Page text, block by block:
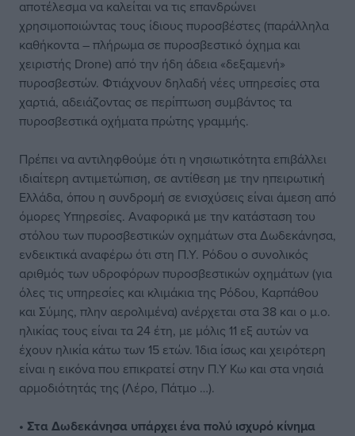
αποτέλεσμα να καλείται να τις επανδρώνει
χρησιμοποιώντας τους ίδιους πυροσβέστες (παράλληλα
καθήκοντα – πλήρωμα σε πυροσβεστικό όχημα και
χειριστής Drone) από την ήδη άδεια «δεξαμενή»
πυροσβεστών. Φτιάχνουν δηλαδή νέες υπηρεσίες στα
χαρτιά, αδειάζοντας σε περίπτωση συμβάντος τα
πυροσβεστικά οχήματα πρώτης γραμμής.
Πρέπει να αντιληφθούμε ότι η νησιωτικότητα επιβάλλει
ιδιαίτερη αντιμετώπιση, σε αντίθεση με την ηπειρωτική
Ελλάδα, όπου η συνδρομή σε ενισχύσεις είναι άμεση από
όμορες Υπηρεσίες. Αναφορικά με την κατάσταση του
στόλου των πυροσβεστικών οχημάτων στα Δωδεκάνησα,
ενδεικτικά αναφέρω ότι στη Π.Υ. Ρόδου ο συνολικός
αριθμός των υδροφόρων πυροσβεστικών οχημάτων (για
όλες τις υπηρεσίες και κλιμάκια της Ρόδου, Καρπάθου
και Σύμης, πλην αερολιμένα) ανέρχεται στα 38 και ο μ.ο.
ηλικίας τους είναι τα 24 έτη, με μόλις 11 εξ αυτών να
έχουν ηλικία κάτω των 15 ετών. Ίδια ίσως και χειρότερη
είναι η εικόνα που επικρατεί στην Π.Υ Κω και στα νησιά
αρμοδιότητάς της (Λέρο, Πάτμο …).
• Στα Δωδεκάνησα υπάρχει ένα πολύ ισχυρό κίνημα